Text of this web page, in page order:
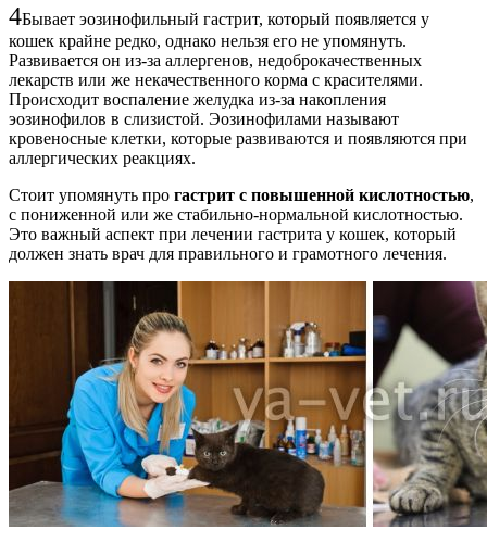
4Бывает эозинофильный гастрит, который появляется у
кошек крайне редко, однако нельзя его не упомянуть.
Развивается он из-за аллергенов, недоброкачественных
лекарств или же некачественного корма с красителями.
Происходит воспаление желудка из-за накопления
эозинофилов в слизистой. Эозинофилами называют
кровеносные клетки, которые развиваются и появляются при
аллергических реакциях.
Стоит упомянуть про гастрит с повышенной кислотностью,
с пониженной или же стабильно-нормальной кислотностью.
Это важный аспект при лечении гастрита у кошек, который
должен знать врач для правильного и грамотного лечения.